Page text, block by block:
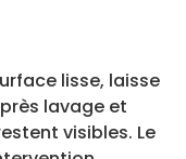
lisse, laisse
lavage et
visibles. Le